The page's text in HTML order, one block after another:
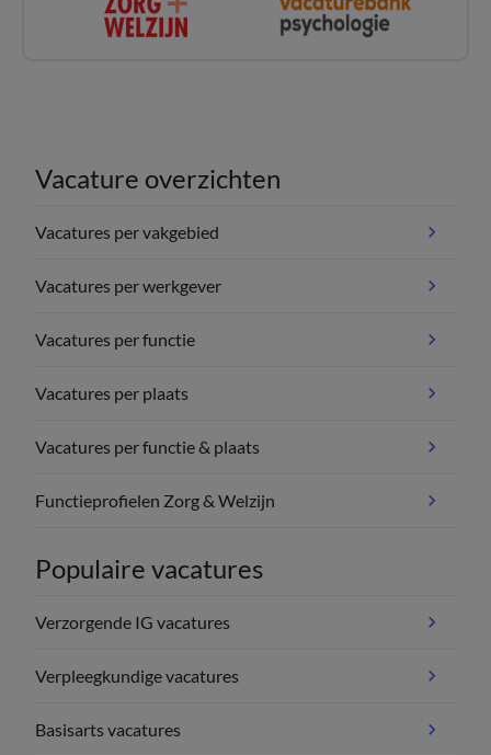
Vacature overzichten
Vacatures per vakgebied
Vacatures per werkgever
Vacatures per functie
Vacatures per plaats
Vacatures per functie & plaats
Functieprofielen Zorg & Welzijn
Populaire vacatures
Verzorgende IG vacatures
Verpleegkundige vacatures
Basisarts vacatures